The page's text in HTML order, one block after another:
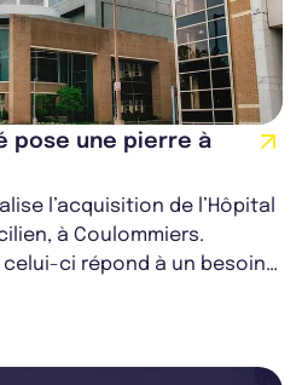
pose une pierre à
l’acquisition de l’Hôpital
à Coulommiers.
celui-ci répond à un besoin